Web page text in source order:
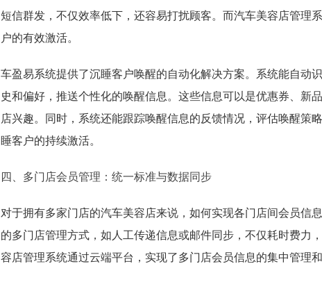
短信群发，不仅效率低下，还容易打扰顾客。而汽车美容店管理
户的有效激活。
车盈易系统提供了沉睡客户唤醒的自动化解决方案。系统能自动
史和偏好，推送个性化的唤醒信息。这些信息可以是优惠券、新
店兴趣。同时，系统还能跟踪唤醒信息的反馈情况，评估唤醒策
睡客户的持续激活。
四、多门店会员管理：统一标准与数据同步
对于拥有多家门店的汽车美容店来说，如何实现各门店间会员信
的多门店管理方式，如人工传递信息或邮件同步，不仅耗时费力
容店管理系统通过云端平台，实现了多门店会员信息的集中管理和